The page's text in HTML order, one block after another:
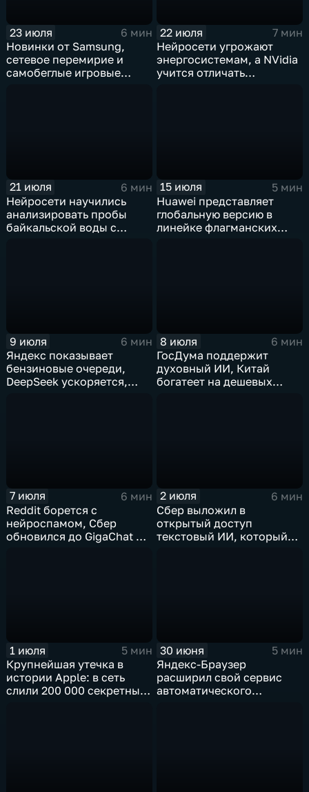
23 июля
6 мин
Новинки от Samsung,
сетевое перемирие и
самобеглые игровые
22 июля
7 мин
Нейросети угрожают
энергосистемам, а NVidia
учится отличать
21 июля
6 мин
Нейросети научились
анализировать пробы
байкальской воды с
15 июля
5 мин
Huawei представляет
глобальную версию в
линейке флагманских
9 июля
6 мин
Яндекс показывает
бензиновые очереди,
DeepSeek ускоряется,
8 июля
6 мин
ГосДума поддержит
духовный ИИ, Китай
богатеет на дешевых
7 июля
6 мин
Reddit борется с
нейроспамом, Сбер
обновился до GigaChat 3.5
2 июля
6 мин
Сбер выложил в
открытый доступ
текстовый ИИ, который
1 июля
5 мин
Крупнейшая утечка в
истории Apple: в сеть
слили 200 000 секретных
30 июня
5 мин
Яндекс-Браузер
расширил свой сервис
автоматического